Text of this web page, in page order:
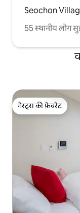
Seochon
55 स्थानीय लोग
गेस्ट्स की फ़ेवरेट
गेस्ट्स की फ़ेवरेट